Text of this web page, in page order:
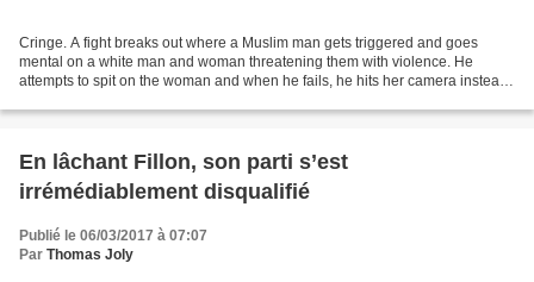
Cringe. A fight breaks out where a Muslim man gets triggered and goes
mental on a white man and woman threatening them with violence. He
attempts to spit on the woman and when he fails, he hits her camera instead.
En lâchant Fillon, son parti s’est
irrémédiablement disqualifié
Publié le 06/03/2017 à 07:07
Par Thomas Joly